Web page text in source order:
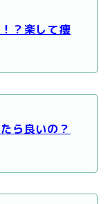
？楽して痩
ら良いの？